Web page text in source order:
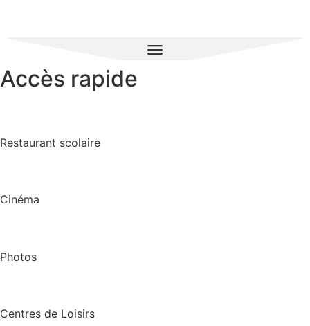
Accès rapide
Restaurant scolaire
Cinéma
Photos
Centres de Loisirs